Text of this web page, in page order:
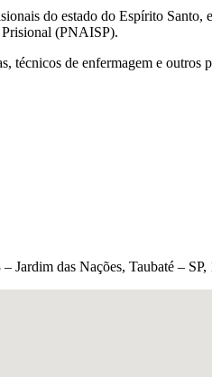
do estado do Espírito
Prisional (PNAISP).
de enfermagem e outros
Jardim das Nações, Taubaté – SP,